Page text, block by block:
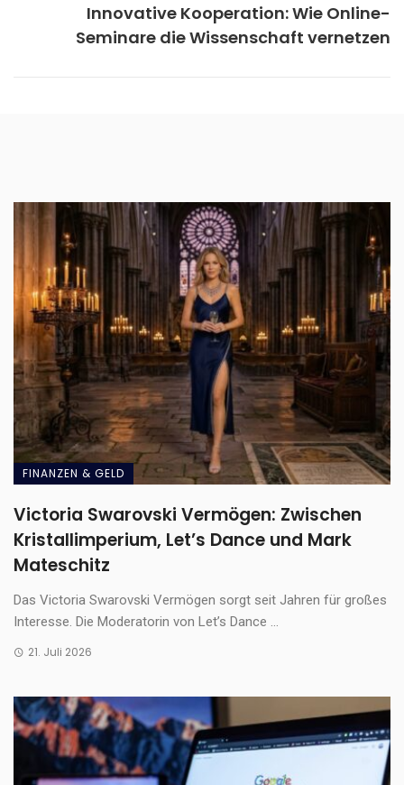
Innovative Kooperation: Wie Online-
Seminare die Wissenschaft vernetzen
FINANZEN & GELD
Victoria Swarovski Vermögen: Zwischen
Kristallimperium, Let’s Dance und Mark
Mateschitz
Das Victoria Swarovski Vermögen sorgt seit Jahren für großes
Interesse. Die Moderatorin von Let’s Dance ...
21. Juli 2026